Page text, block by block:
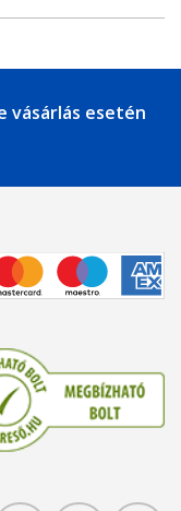
vásárlás esetén